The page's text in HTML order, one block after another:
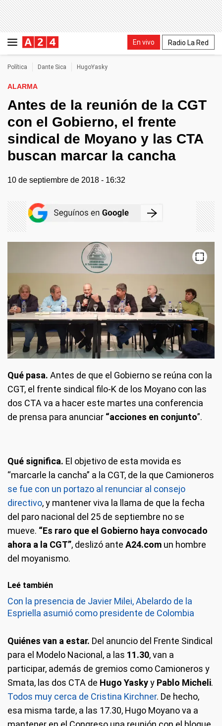
En vivo Radio La Red
Política Dante Sica HugoYasky
ALARMA
Antes de la reunión de la CGT
con el Gobierno, el frente
sindical de Moyano y las CTA
buscan marcar la cancha
10 de septiembre de 2018 - 16:32
Qué pasa. Antes de que el Gobierno se reúna con la
CGT, el frente sindical filo-K de los Moyano con las
dos CTA va a hacer este martes una conferencia
de prensa para anunciar “acciones en conjunto”.
Qué significa. El objetivo de esta movida es
“marcarle la cancha” a la CGT, de la que Camioneros
se fue con un portazo al renunciar al consejo
directivo, y mantener viva la llama de que la fecha
del paro nacional del 25 de septiembre no se
mueve. “Es raro que el Gobierno haya convocado
ahora a la CGT”, deslizó ante A24.com un hombre
del moyanismo.
Leé también
Con la presencia de Javier Milei, Abelardo de la
Espriella asumió como presidente de Colombia
Quiénes van a estar. Del anuncio del Frente Sindical
para el Modelo Nacional, a las 11.30, van a
participar, además de gremios como Camioneros y
Smata, las dos CTA de Hugo Yaskyy Pablo Micheli.
Todos muy cerca de Cristina Kirchner. De hecho,
esa misma tarde, a las 17.30, Hugo Moyano va a